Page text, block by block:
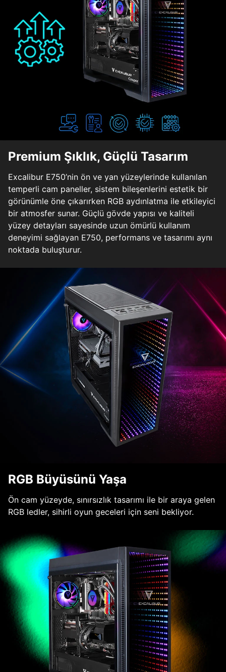
Premium Şıklık, Güçlü Tasarım
Excalibur E750’nin ön ve yan yüzeylerinde kullanılan
temperli cam paneller, sistem bileşenlerini estetik bir
görünümle öne çıkarırken RGB aydınlatma ile etkileyici
bir atmosfer sunar. Güçlü gövde yapısı ve kaliteli
yüzey detayları sayesinde uzun ömürlü kullanım
deneyimi sağlayan E750, performans ve tasarımı aynı
noktada buluşturur.
RGB Büyüsünü Yaşa
Ön cam yüzeyde, sınırsızlık tasarımı ile bir araya gelen
RGB ledler, sihirli oyun geceleri için seni bekliyor.